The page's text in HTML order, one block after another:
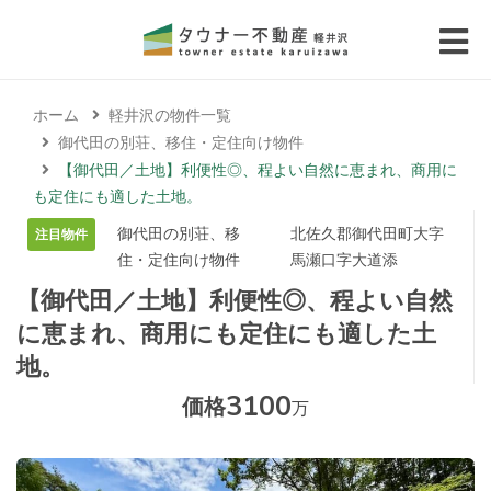
(物件種別から選ぶ)
(価格帯から選ぶ)
(コラム・移住者の声)
(お問い合わせ)
ホーム
軽井沢の物件一覧
御代田の別荘、移住・定住向け物件
【御代田／土地】利便性◎、程よい自然に恵まれ、商用に
も定住にも適した土地。
注目物件
御代田の別荘、移
住・定住向け物件
北佐久郡御代田町大字
馬瀬口字大道添
【御代田／土地】利便性◎、程よい自然
に恵まれ、商用にも定住にも適した土
地。
価格3100万